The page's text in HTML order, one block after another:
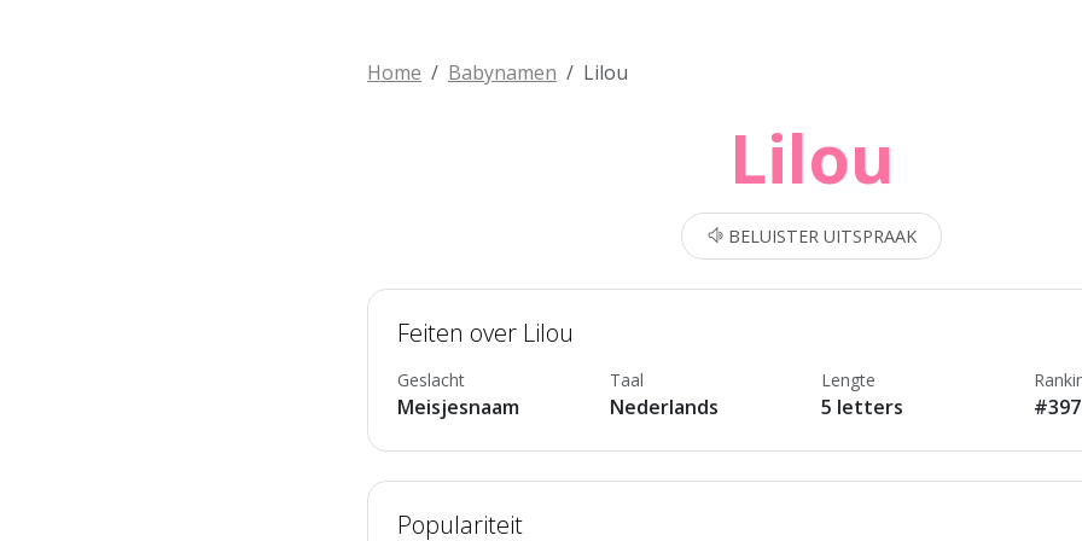
Home Babynamen Lilou
Lilou
BELUISTER UITSPRAAK
Feiten over Lilou
Geslacht
Meisjesnaam
Taal
Nederlands
Lengte
5 letters #397
Populariteit